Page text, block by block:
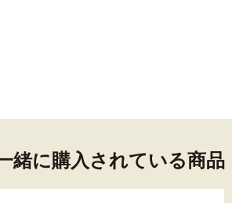
緒に購入されている商品